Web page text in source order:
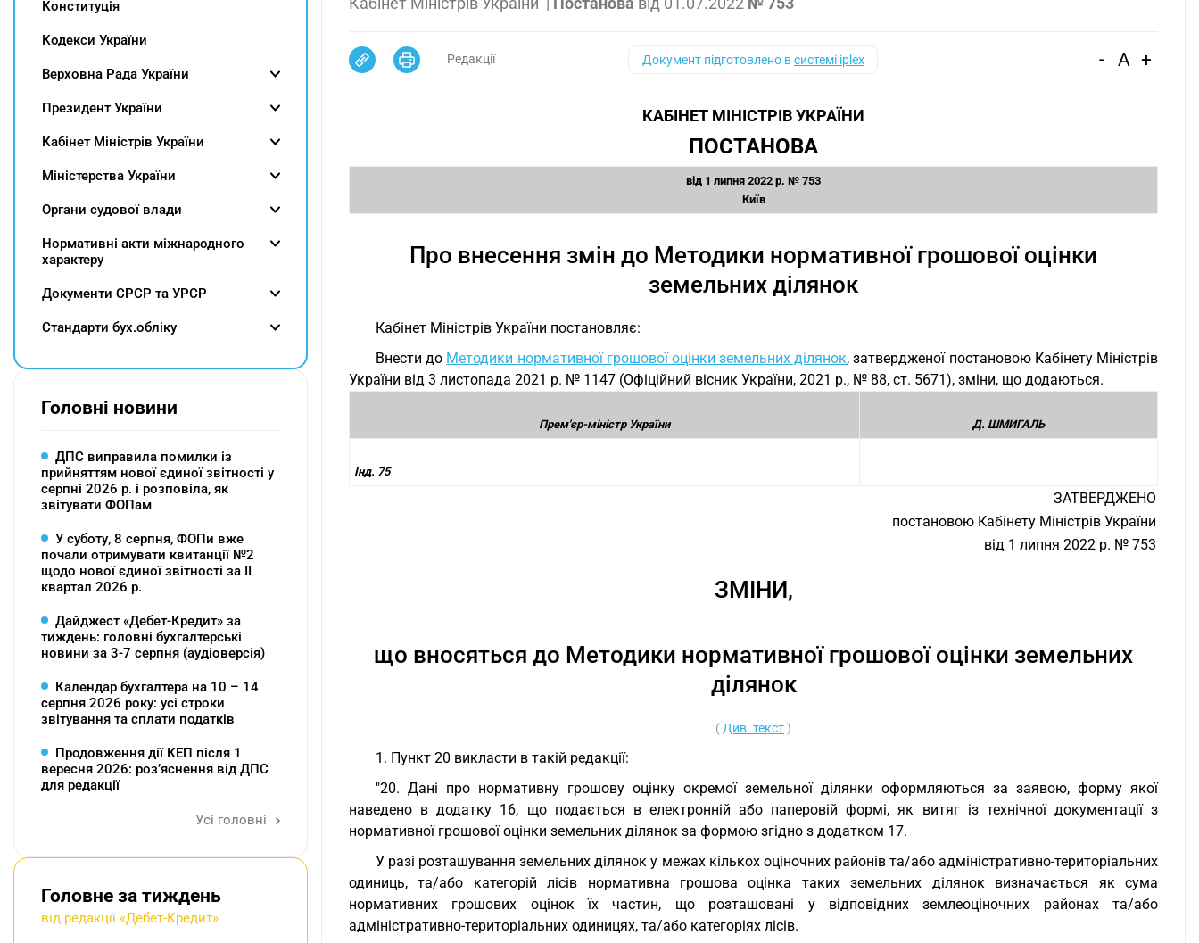
Редакції Документ підготовлено всистемі iplex - A +
КАБІНЕТ МІНІСТРІВ УКРАЇНИ
ПОСТАНОВА
від 1 липня 2022 р. № 753
Київ
Про внесення змін до Методики нормативної грошової оцінки
земельних ділянок
Кабінет Міністрів України постановляє:
Внести до Методики нормативної грошової оцінки земельних ділянок, затвердженої постановою Кабінету Міністрів
України від 3 листопада 2021 р. № 1147 (Офіційний вісник України, 2021 р., № 88, ст. 5671), зміни, що додаються.
Прем'єр-міністр України Д. ШМИГАЛЬ
Інд. 75
ЗАТВЕРДЖЕНО
постановою Кабінету Міністрів України
від 1 липня 2022 р. № 753
ЗМІНИ,
що вносяться до Методики нормативної грошової оцінки земельних
ділянок
( Див. текст)
1. Пункт 20 викласти в такій редакції:
"20. Дані про нормативну грошову оцінку окремої земельної ділянки оформляються за заявою, форму якої
наведено в додатку 16, що подається в електронній або паперовій формі, як витяг із технічної документації з
нормативної грошової оцінки земельних ділянок за формою згідно з додатком 17.
У разі розташування земельних ділянок у межах кількох оціночних районів та/або адміністративно-територіальних
одиниць, та/або категорій лісів нормативна грошова оцінка таких земельних ділянок визначається як сума
нормативних грошових оцінок їх частин, що розташовані у відповідних землеоціночних районах та/або
адміністративно-територіальних одиницях, та/або категоріях лісів.
Конституція
Кодекси України
Верховна Рада України
Президент України
Кабінет Міністрів України
Міністерства України
Органи судової влади
Нормативні акти міжнародного
характеру
Документи СРСР та УРСР
Cтандарти бух.обліку
Головні новини
ДПС виправила помилки із
прийняттям нової єдиної звітності у
серпні 2026 р. і розповіла, як
звітувати ФОПам
У суботу, 8 серпня, ФОПи вже
почали отримувати квитанції №2
щодо нової єдиної звітності за ІІ
квартал 2026 р.
Дайджест «Дебет-Кредит» за
тиждень: головні бухгалтерські
новини за 3-7 серпня (аудіоверсія)
Календар бухгалтера на 10 – 14
серпня 2026 року: усі строки
звітування та сплати податків
Продовження дії КЕП після 1
вересня 2026: розʼяснення від ДПС
для редакції
Усі головні
Головне за тиждень
від редакції «Дебет-Кредит»